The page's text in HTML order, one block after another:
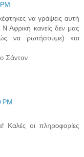
να γράψεις αυτή
Αφρική κανείς δεν μας
να ρωτήσουμε) και
Σάντον
PM
Καλές οι πληροφορίες